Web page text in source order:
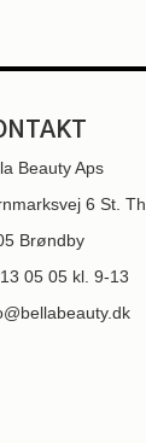
Beauty Aps
6 St. Th.
Brøndby
05 05kl. 9-13